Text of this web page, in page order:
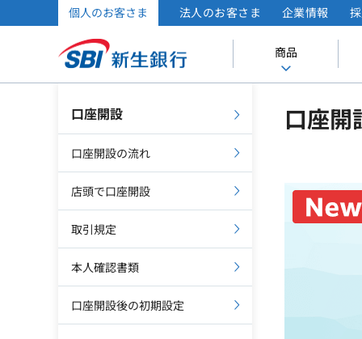
商品
個人のお客さま 法人のお客さま 企業情報
口座開
口座開設
口座開設の流れ
店頭で口座開設
取引規定
本人確認書類
口座開設後の初期設定